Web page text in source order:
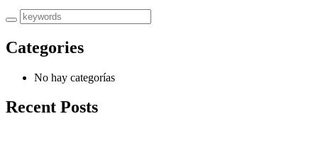
Categories
No hay categorías
Recent Posts